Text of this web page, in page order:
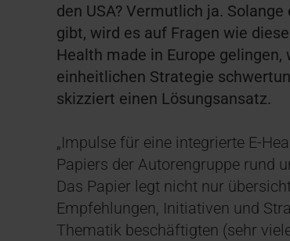
den USA? Vermutlich ja.
gibt, wird es auf Fragen wie
Health made in Europe
einheitlichen Strategie
skizziert einen Lösungsansatz.
„Impulse für eine integrierte E-
Papiers der Autorengruppe rund
Das Papier legt nicht nur
Empfehlungen, Initiativen und
Thematik beschäftigten (sehr